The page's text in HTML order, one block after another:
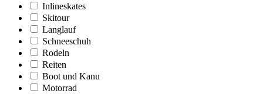
Inlineskates
Skitour
Langlauf
Schneeschuh
Rodeln
Reiten
Boot und Kanu
Motorrad